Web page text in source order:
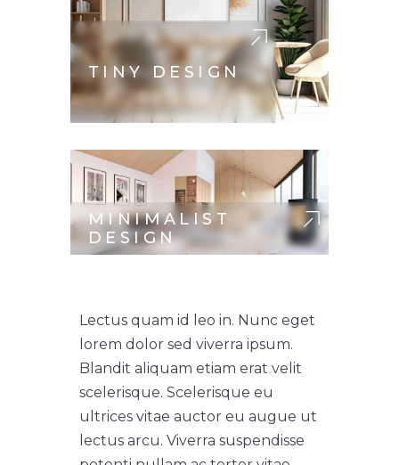
TINY DESIGN
MINIMALIST
DESIGN
Lectus quam id leo in. Nunc eget
lorem dolor sed viverra ipsum.
Blandit aliquam etiam erat velit
scelerisque. Scelerisque eu
ultrices vitae auctor eu augue ut
lectus arcu. Viverra suspendisse